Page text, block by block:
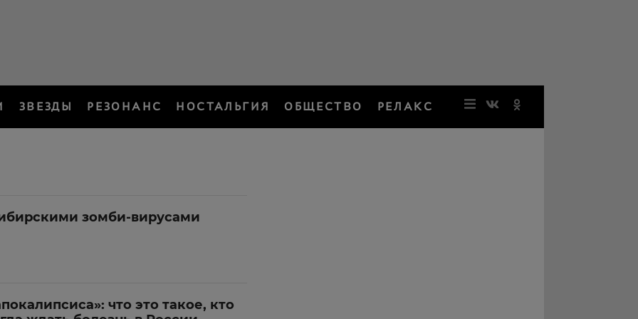
ЗВЕЗДЫ РЕЗОНАНС НОСТАЛЬГИЯ ОБЩЕСТВО РЕЛАКС
зомби-вирусами
что это такое, кто